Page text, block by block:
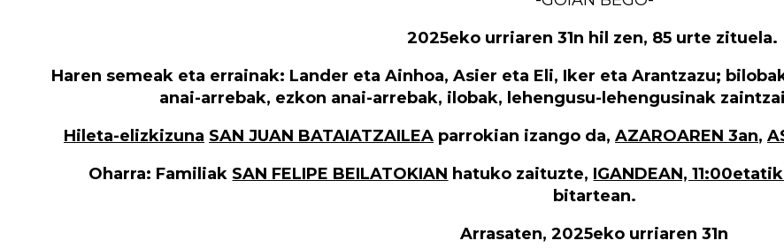
2025eko urriaren 31n hil zen, 85 urte zituela.
Haren semeak eta errainak: Lander eta Ainhoa, Asier eta Eli, Iker eta Arantzazu;
anai-arrebak, ezkon anai-arrebak, ilobak, lehengusu-lehengusinak
Hileta-elizkizuna SAN JUAN BATAIATZAILEAparrokian izango da, AZAROAREN 3an,
Oharra: Familiak SAN FELIPE BEILATOKIAN hatuko zaituzte, IGANDEAN,
bitartean.
Arrasaten, 2025eko urriaren 31n